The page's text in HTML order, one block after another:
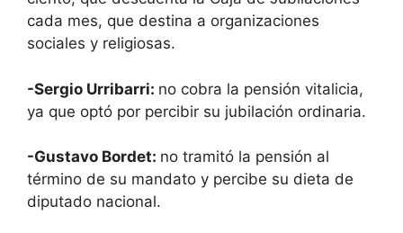
cada mes, que destina a organizaciones
sociales y religiosas.
-Sergio Urribarri: no cobra la pensión vitalicia,
ya que optó por percibir su jubilación ordinaria.
-Gustavo Bordet: no tramitó la pensión al
término de su mandato y percibe su dieta de
diputado nacional.